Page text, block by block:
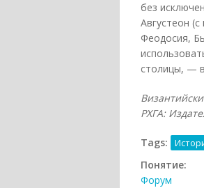
без
Августеон
Феодосия,
столицы, —
РХГА:
Tags:
Понятие:
Форум